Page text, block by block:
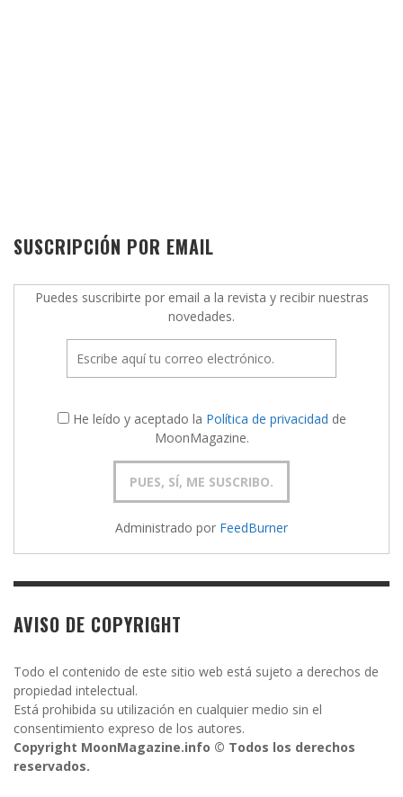
SUSCRIPCIÓN POR EMAIL
Puedes suscribirte por email a la revista y recibir nuestras
novedades.
He leído y aceptado la Política de privacidad de
MoonMagazine.
Administrado por FeedBurner
AVISO DE COPYRIGHT
Todo el contenido de este sitio web está sujeto a derechos de
propiedad intelectual.
Está prohibida su utilización en cualquier medio sin el
consentimiento expreso de los autores.
Copyright MoonMagazine.info © Todos los derechos
reservados.